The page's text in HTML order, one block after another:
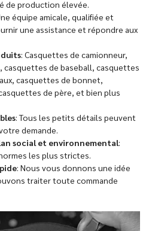
de production élevée.
équipe amicale, qualifiée et
une assistance et répondre aux
: Casquettes de camionneur,
casquettes de baseball, casquettes
casquettes de bonnet,
de père, et bien plus
: Tous les petits détails peuvent
demande.
social et environnemental:
les plus strictes.
: Nous vous donnons une idée
traiter toute commande